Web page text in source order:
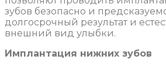
зубов безопасно и
долгосрочный результат и
внешний вид улыбки.
Имплантация нижних зубов